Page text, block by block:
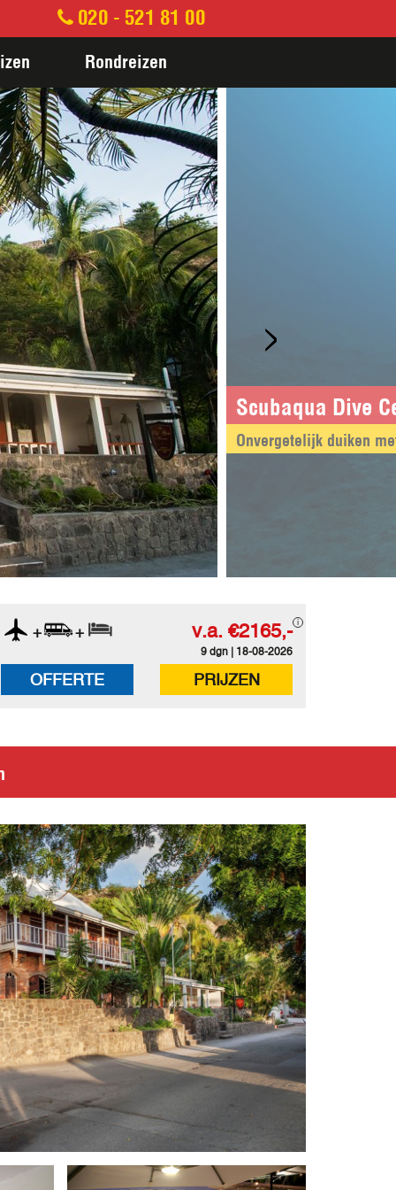
020 - 521 81 00
Rondreizen
Scubaqua Dive
Onvergetelijk duiken
>
+ + v.a. €2165,-
9 dgn | 18-08-2026
OFFERTE PRIJZEN